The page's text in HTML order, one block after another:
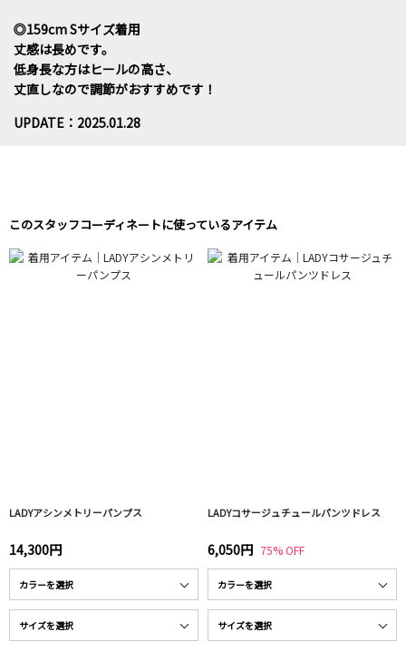
◎159cm Sサイズ着用
丈感は長めです。
低身長な方はヒールの高さ、
丈直しなので調節がおすすめです！
UPDATE：2025.01.28
このスタッフコーディネートに使っているアイテム
LADYアシンメトリーパンプス
14,300円
LADYコサージュチュールパンツドレス
6,050円 75% OFF